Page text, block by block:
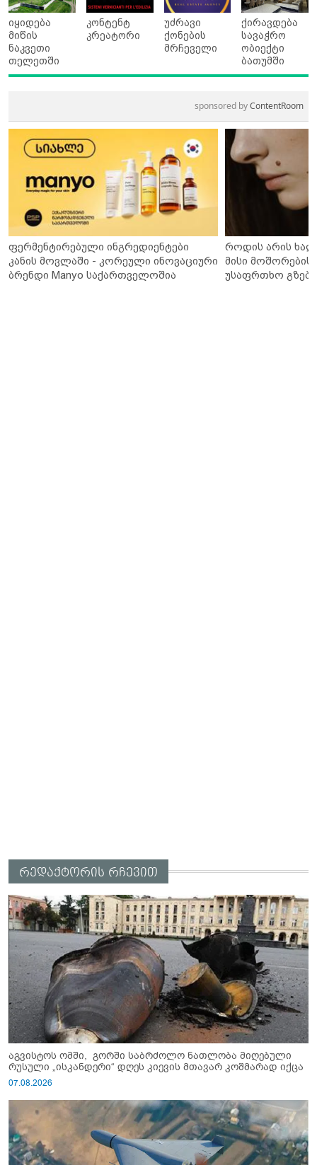
იყიდება
მიწის
ნაკვეთი
თელეთში
კონტენტ
კრეატორი
უძრავი
ქონების
მრჩეველი
ქირავდება
სავაჭრო
ობიექტი
ბათუმში
sponsored byContentRoom
ფერმენტირებული ინგრედიენტები
კანის მოვლაში - კორეული ინოვაციური
ბრენდი Manyo საქართველოშია
როდის არის
მისი მოშორების
უსაფრთხო გზები
რედაქტორის რჩევით
აგვისტოს ომში, გორში საბრძოლო ნათლობა მიღებული
რუსული „ისკანდერი“ დღეს კიევის მთავარ კოშმარად იქცა
07.08.2026